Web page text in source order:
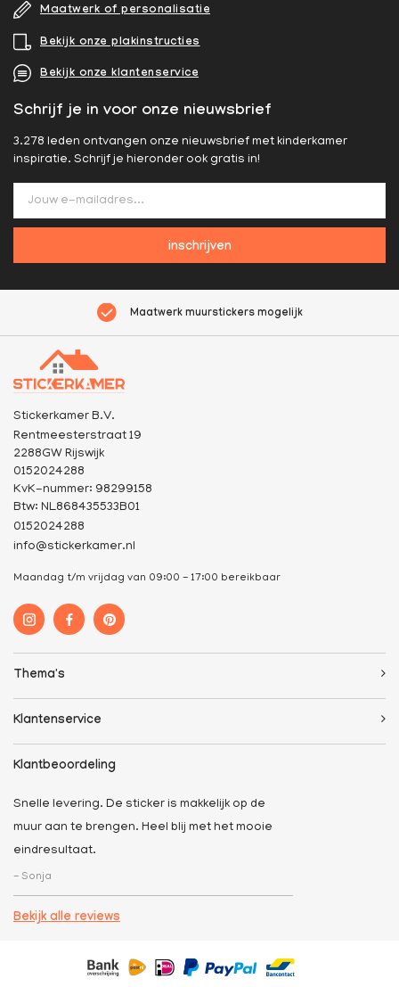
Maatwerk of personalisatie
Bekijk onze plakinstructies
Bekijk onze klantenservice
Schrijf je in voor onze nieuwsbrief
3.278 leden ontvangen onze nieuwsbrief met kinderkamer
inspiratie. Schrijf je hieronder ook gratis in!
inschrijven
Maatwerk muurstickers mogelijk
Stickerkamer B.V.
Rentmeesterstraat 19
2288GW Rijswijk
0152024288
KvK-nummer: 98299158
Btw: NL868435533B01
0152024288
info@stickerkamer.nl
Maandag t/m vrijdag van 09:00 - 17:00 bereikbaar
Thema's
Klantenservice
Klantbeoordeling
Snelle levering. De sticker is makkelijk op de
muur aan te brengen. Heel blij met het mooie
eindresultaat.
- Sonja
Bekijk alle reviews